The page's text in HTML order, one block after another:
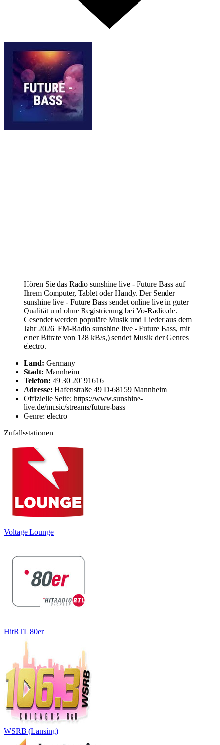
Hören Sie das Radio sunshine live - Future Bass auf
Ihrem Computer, Tablet oder Handy. Der Sender
sunshine live - Future Bass sendet online live in guter
Qualität und ohne Registrierung bei Vo-Radio.de.
Gesendet werden populäre Musik und Lieder aus dem
Jahr 2026. FM-Radio sunshine live - Future Bass, mit
einer Bitrate von 128 kB/s,) sendet Musik der Genres
electro.
Land: Germany
Stadt: Mannheim
Telefon: 49 30 20191616
Adresse: Hafenstraße 49 D-68159 Mannheim
Offizielle Seite: https://www.sunshine-
live.de/music/streams/future-bass
Genre: electro
Zufallsstationen
Voltage Lounge
HitRTL 80er
WSRB (Lansing)